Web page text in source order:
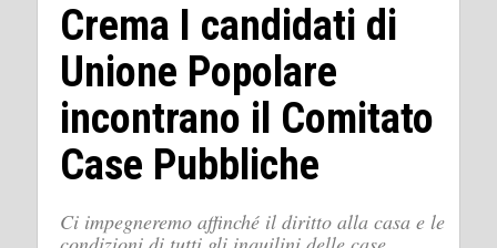
Crema I candidati di
Unione Popolare
incontrano il Comitato
Case Pubbliche
Ci impegneremo affinché il diritto alla casa e le